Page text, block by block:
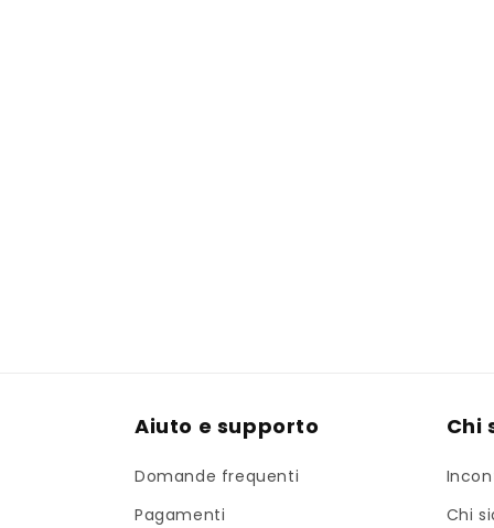
Aiuto e supporto
Domande frequenti
Pagamenti
Chi
Chi